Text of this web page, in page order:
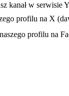
w nowej karcie
kanał w serwisie
profilu na X
w nowej karcieprofilu na